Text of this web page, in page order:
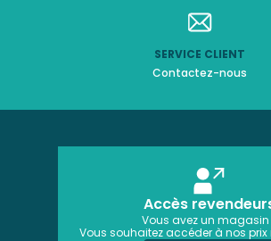
SERVICE CLIENT
Contactez-nous
Accès
Vous avez un magasin
Vous souhaitez accéder à nos prix